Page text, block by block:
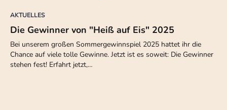
AKTUELLES
Die Gewinner von "Heiß auf Eis" 2025
Bei unserem großen Sommergewinnspiel 2025 hattet ihr die
Chance auf viele tolle Gewinne. Jetzt ist es soweit: Die Gewinner
stehen fest! Erfahrt jetzt,…